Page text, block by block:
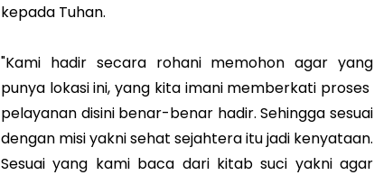
kepada Tuhan.
"Kami hadir secara rohani memohon agar yang
punya lokasi ini, yang kita imani memberkati proses
pelayanan disini benar-benar hadir. Sehingga sesuai
dengan misi yakni sehat sejahtera itu jadi kenyataan.
Sesuai yang kami baca dari kitab suci yakni agar